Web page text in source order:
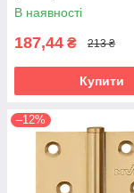
В наявності
187,44 ₴ 213 ₴
Купити
–12%